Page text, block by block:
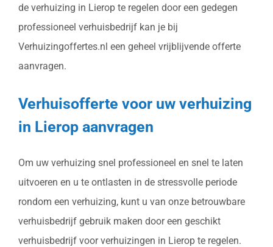
de verhuizing in Lierop te regelen door een gedegen
professioneel verhuisbedrijf kan je bij
Verhuizingoffertes.nl een geheel vrijblijvende offerte
aanvragen.
Verhuisofferte voor uw verhuizing
in Lierop aanvragen
Om uw verhuizing snel professioneel en snel te laten
uitvoeren en u te ontlasten in de stressvolle periode
rondom een verhuizing, kunt u van onze betrouwbare
verhuisbedrijf gebruik maken door een geschikt
verhuisbedrijf voor verhuizingen in Lierop te regelen.